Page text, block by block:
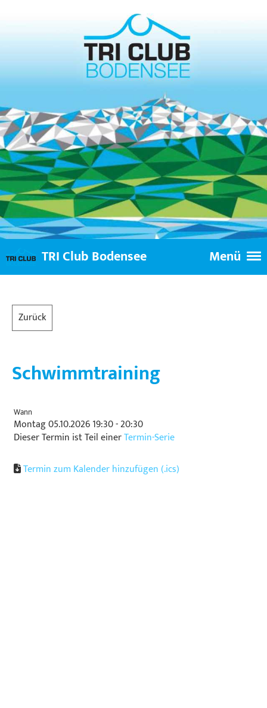
Menü
TRI Club Bodensee
Zurück
Schwimmtraining
Wann
Montag 05.10.2026 19:30 - 20:30
Dieser Termin ist Teil einerTermin-Serie
Termin zum Kalender hinzufügen (.ics)